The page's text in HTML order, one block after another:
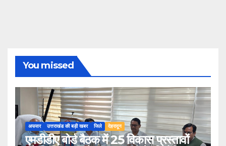
You missed
अफसर उत्तराखंड की बड़ी खबर जिले देहरादून
एमडीडीए बोर्ड बैठक में 25 विकास प्रस्तावों